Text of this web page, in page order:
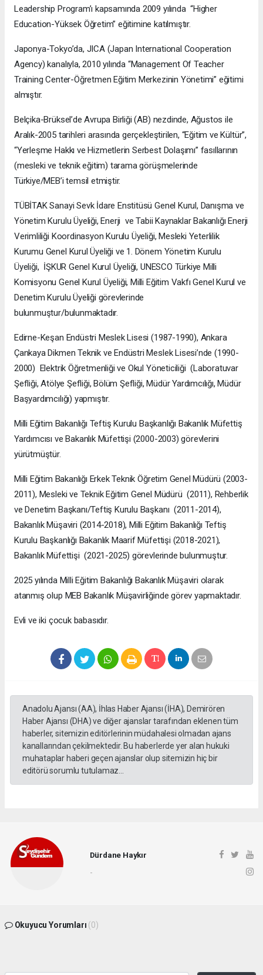
Leadership Program’ı kapsamında 2009 yılında “Higher
Education-Yüksek Öğretim” eğitimine katılmıştır.
Japonya-Tokyo’da, JICA (Japan International Cooperation
Agency) kanalıyla, 2010 yılında “Management Of Teacher
Training Center-Öğretmen Eğitim Merkezinin Yönetimi” eğitimi
almıştır.
Belçika-Brüksel’de Avrupa Birliği (AB) nezdinde, Ağustos ile
Aralık-2005 tarihleri arasında gerçekleştirilen, “Eğitim ve Kültür”,
“Yerleşme Hakkı ve Hizmetlerin Serbest Dolaşımı” fasıllarının
(mesleki ve teknik eğitim) tarama görüşmelerinde
Türkiye/MEB’i temsil etmiştir.
TÜBİTAK Sanayi Sevk İdare Enstitüsü Genel Kurul, Danışma ve
Yönetim Kurulu Üyeliği, Enerji ve Tabii Kaynaklar Bakanlığı Enerji
Verimliliği Koordinasyon Kurulu Üyeliği, Mesleki Yeterlilik
Kurumu Genel Kurul Üyeliği ve 1. Dönem Yönetim Kurulu
Üyeliği, İŞKUR Genel Kurul Üyeliği, UNESCO Türkiye Milli
Komisyonu Genel Kurul Üyeliği, Milli Eğitim Vakfı Genel Kurul ve
Denetim Kurulu Üyeliği görevlerinde
bulunmuştur/bulunmaktadır.
Edirne-Keşan Endüstri Meslek Lisesi (1987-1990), Ankara
Çankaya Dikmen Teknik ve Endüstri Meslek Lisesi’nde (1990-
2000) Elektrik Öğretmenliği ve Okul Yöneticiliği (Laboratuvar
Şefliği, Atölye Şefliği, Bölüm Şefliği, Müdür Yardımcılığı, Müdür
Başyardımcılığı) yapmıştır.
Milli Eğitim Bakanlığı Teftiş Kurulu Başkanlığı Bakanlık Müfettiş
Yardımcısı ve Bakanlık Müfettişi (2000-2003) görevlerini
yürütmüştür.
Milli Eğitim Bakanlığı Erkek Teknik Öğretim Genel Müdürü (2003-
2011), Mesleki ve Teknik Eğitim Genel Müdürü (2011), Rehberlik
ve Denetim Başkanı/Teftiş Kurulu Başkanı (2011-2014),
Bakanlık Müşaviri (2014-2018), Milli Eğitim Bakanlığı Teftiş
Kurulu Başkanlığı Bakanlık Maarif Müfettişi (2018-2021),
Bakanlık Müfettişi (2021-2025) görevlerinde bulunmuştur.
2025 yılında Milli Eğitim Bakanlığı Bakanlık Müşaviri olarak
atanmış olup MEB Bakanlık Müşavirliğinde görev yapmaktadır.
Evli ve iki çocuk babasıdır.
Anadolu Ajansı (AA), İhlas Haber Ajansı (İHA), Demirören
Haber Ajansı (DHA) ve diğer ajanslar tarafından eklenen tüm
haberler, sitemizin editörlerinin müdahalesi olmadan ajans
kanallarından çekilmektedir. Bu haberlerde yer alan hukuki
muhataplar haberi geçen ajanslar olup sitemizin hiç bir
editörü sorumlu tutulamaz...
Dürdane Haykır
-
Okuyucu Yorumları (0)